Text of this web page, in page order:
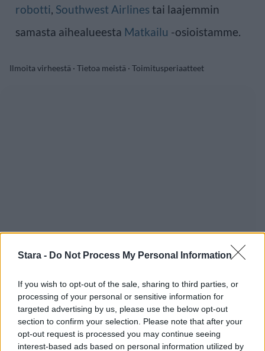
Stara - Do Not Process My Personal Information
If you wish to opt-out of the sale, sharing to third parties, or
processing of your personal or sensitive information for
targeted advertising by us, please use the below opt-out
section to confirm your selection. Please note that after your
opt-out request is processed you may continue seeing
interest-based ads based on personal information utilized by
robotti, Southwest Airlines tai laajemmin
samasta aihealueesta Matkailu -osioistamme.
Ilmoita virheestä · Tietoa meistä · Toimitusperiaatteet